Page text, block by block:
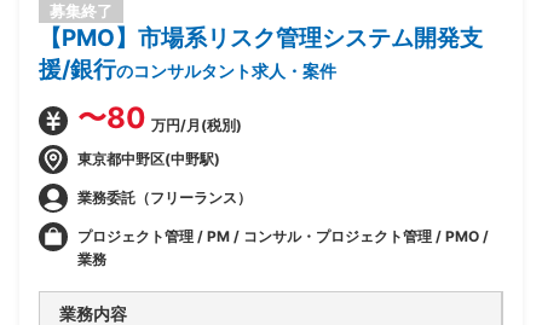
募集終了
【PMO】市場系リスク管理システム開発支
援/銀行のコンサルタント求人・案件
〜80 万円/月(税別)
東京都中野区(中野駅)
業務委託（フリーランス）
プロジェクト管理 / PM / コンサル・プロジェクト管理 / PMO /
業務
業務内容